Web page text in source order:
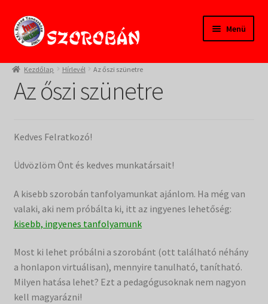
Ugrás
a
Kilépés
a
Menü
Kezdőlap
Tanfolyamok
Pedagógusoknak
Szülőknek
Gyereksarok
Alapítvány
Filmtár
Kezdőlap Hírlevél Az őszi szünetre
Az őszi szünetre
Kedves Felratkozó!
Üdvözlöm Önt és kedves munkatársait!
A kisebb szorobán tanfolyamunkat ajánlom. Ha még van
valaki, aki nem próbálta ki, itt az ingyenes lehetőség:
kisebb, ingyenes tanfolyamunk
Most ki lehet próbálni a szorobánt (ott található néhány
a honlapon virtuálisan), mennyire tanulható, tanítható.
Milyen hatása lehet? Ezt a pedagógusoknak nem nagyon
kell magyarázni!